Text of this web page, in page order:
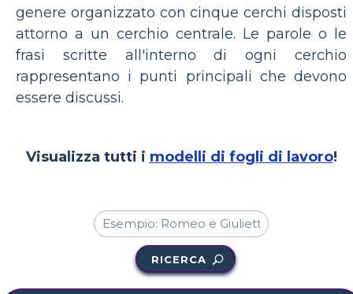
genere organizzato con cinque cerchi disposti
attorno a un cerchio centrale. Le parole o le
frasi scritte all'interno di ogni cerchio
rappresentano i punti principali che devono
essere discussi.
Visualizza tutti i modelli di fogli di lavoro!
RICERCA